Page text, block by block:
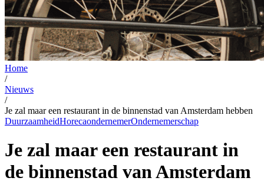
Home
/
Nieuws
/
Je zal maar een restaurant in de binnenstad van Amsterdam hebben
DuurzaamheidHorecaondernemerOndernemerschap
Je zal maar een restaurant in
de binnenstad van Amsterdam